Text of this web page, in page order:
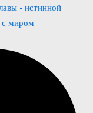
- истинной
с миром